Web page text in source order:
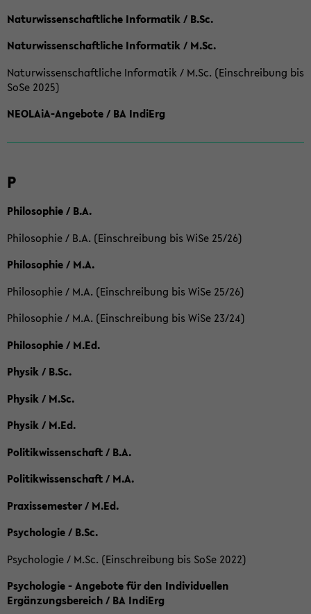
Naturwissenschaftliche Informatik / B.Sc.
Naturwissenschaftliche Informatik / M.Sc.
Naturwissenschaftliche Informatik / M.Sc. (Einschreibung bis
SoSe 2025)
NEOLAiA-Angebote / BA IndiErg
P
Philosophie / B.A.
Philosophie / B.A. (Einschreibung bis WiSe 25/26)
Philosophie / M.A.
Philosophie / M.A. (Einschreibung bis WiSe 25/26)
Philosophie / M.A. (Einschreibung bis WiSe 23/24)
Philosophie / M.Ed.
Physik / B.Sc.
Physik / M.Sc.
Physik / M.Ed.
Politikwissenschaft / B.A.
Politikwissenschaft / M.A.
Praxissemester / M.Ed.
Psychologie / B.Sc.
Psychologie / M.Sc. (Einschreibung bis SoSe 2022)
Psychologie - Angebote für den Individuellen
Ergänzungsbereich / BA IndiErg